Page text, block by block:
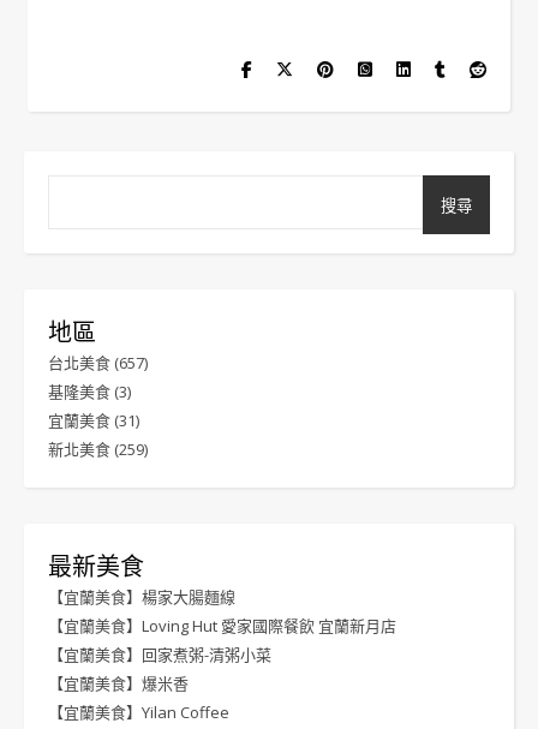
搜尋
地區
台北美食 (657)
基隆美食 (3)
宜蘭美食 (31)
新北美食 (259)
最新美食
【宜蘭美食】楊家大腸麵線
【宜蘭美食】Loving Hut 愛家國際餐飲 宜蘭新月店
【宜蘭美食】回家煮粥-清粥小菜
【宜蘭美食】爆米香
【宜蘭美食】Yilan Coffee